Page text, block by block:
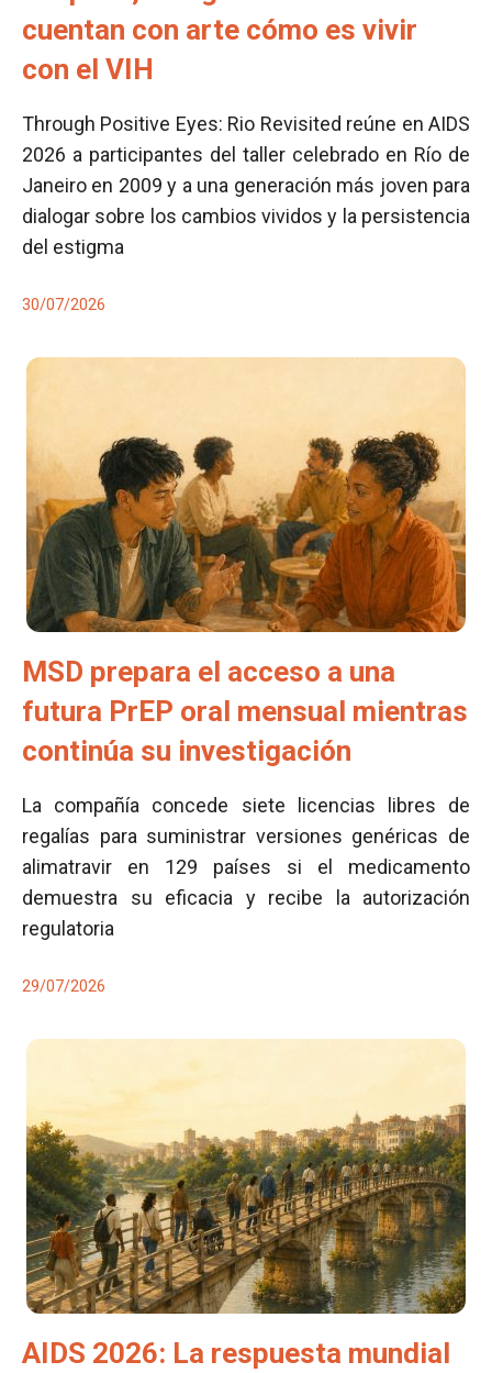
cuentan con arte cómo es vivir
con el VIH
Through Positive Eyes: Rio Revisited reúne en AIDS
2026 a participantes del taller celebrado en Río de
Janeiro en 2009 y a una generación más joven para
dialogar sobre los cambios vividos y la persistencia
del estigma
30/07/2026
MSD prepara el acceso a una
futura PrEP oral mensual mientras
continúa su investigación
La compañía concede siete licencias libres de
regalías para suministrar versiones genéricas de
alimatravir en 129 países si el medicamento
demuestra su eficacia y recibe la autorización
regulatoria
29/07/2026
AIDS 2026: La respuesta mundial